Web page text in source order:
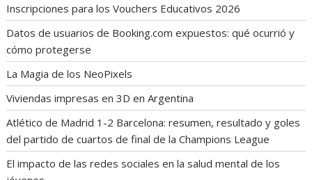
Inscripciones para los Vouchers Educativos 2026
Datos de usuarios de Booking.com expuestos: qué ocurrió y
cómo protegerse
La Magia de los NeoPixels
Viviendas impresas en 3D en Argentina
Atlético de Madrid 1-2 Barcelona: resumen, resultado y goles
del partido de cuartos de final de la Champions League
El impacto de las redes sociales en la salud mental de los